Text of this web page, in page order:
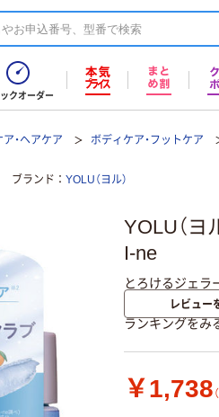
クオーダー
・ヘアケア ボディケア・フットケア
ブランド YOLU（ヨル）
YOLU（
I-ne
とろけるジェラ
レビュー
ランキングをみ
￥1,738